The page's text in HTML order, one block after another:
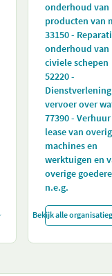
onderhoud van
producten van
33150 -
onderhoud van
civiele schepen
52220 -
vervoer over
77390 -
lease van
machines en
werktuigen en
overige
n.e.g.
Bekijk alle